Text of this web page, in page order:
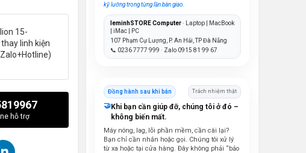
15-
linh kiện
hỗ trợ
kỹ lưỡng trong từng lần bàn giao.
leminhSTORE Computer· Laptop | MacBook
| iMac | PC
107 Phạm Cự Lượng, P. An Hải, TP Đà Nẵng
📞 0236 7777 999 · Zalo 0915 81 99 67
Đồng hành sau khi bán Trách nhiệm thật
🤝Khi bạn cần giúp đỡ, chúng tôi ở đó –
không biến mất.
Máy nóng, lag, lỗi phần mềm, cần cài lại?
Bạn chỉ cần nhắn hoặc gọi. Chúng tôi xử lý
từ xa hoặc tại cửa hàng. Đây không phải “bảo